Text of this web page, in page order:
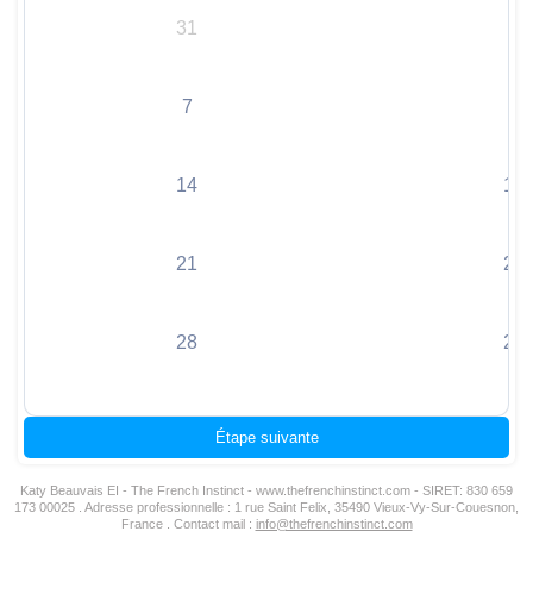
31
7
14 15
21 22
28 29
Étape suivante
Katy Beauvais EI - The French Instinct - www.thefrenchinstinct.com - SIRET: 830 659
173 00025 . Adresse professionnelle : 1 rue Saint Felix, 35490 Vieux-Vy-Sur-Couesnon,
France . Contact mail : info@thefrenchinstinct.com